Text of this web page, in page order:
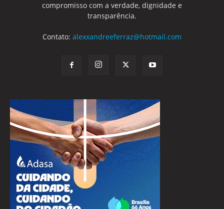
compromisso com a verdade, dignidade e
transparência.
Contato: alexxandreeferraz@hotmail.com